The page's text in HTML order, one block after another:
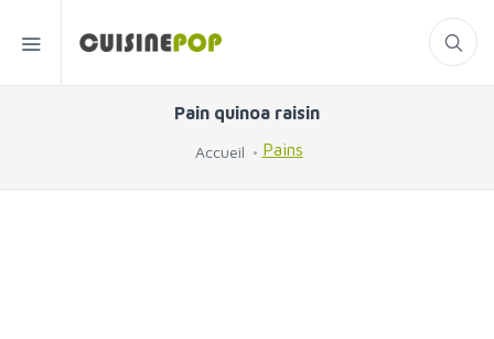
Pain quinoa raisin
Accueil Pains